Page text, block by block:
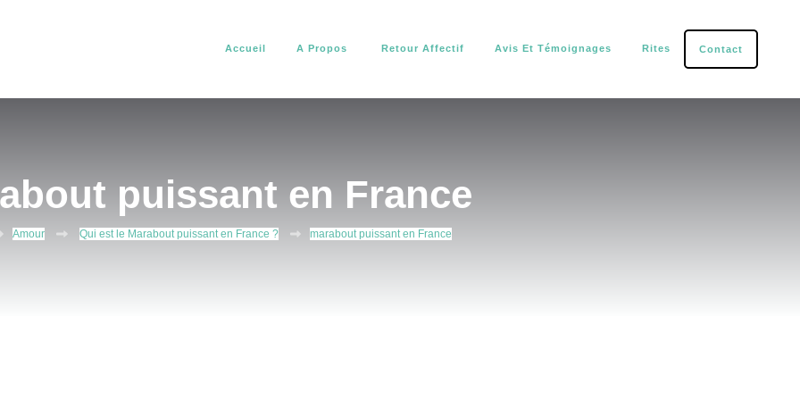
Accueil A Propos Retour Affectif Avis Et Témoignages Rites Contact
puissant en France
Amour Qui est le Marabout puissant en France ? marabout puissant en France